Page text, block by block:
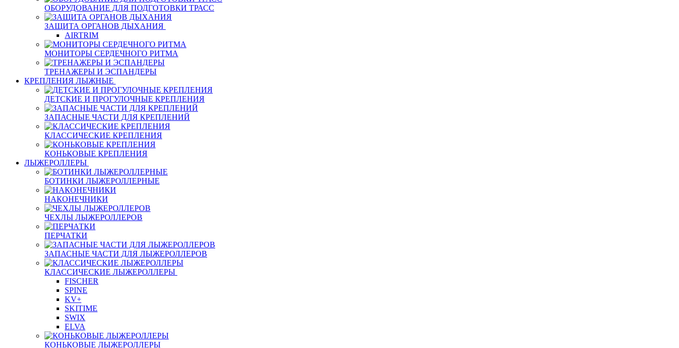
ОБОРУДОВАНИЕ ДЛЯ ПОДГОТОВКИ ТРАСС
ЗАЩИТА ОРГАНОВ ДЫХАНИЯ
AIRTRIM
МОНИТОРЫ СЕРДЕЧНОГО РИТМА
ТРЕНАЖЕРЫ И ЭСПАНДЕРЫ
КРЕПЛЕНИЯ ЛЫЖНЫЕ
ДЕТСКИЕ И ПРОГУЛОЧНЫЕ КРЕПЛЕНИЯ
ЗАПАСНЫЕ ЧАСТИ ДЛЯ КРЕПЛЕНИЙ
КЛАССИЧЕСКИЕ КРЕПЛЕНИЯ
КОНЬКОВЫЕ КРЕПЛЕНИЯ
ЛЫЖЕРОЛЛЕРЫ
БОТИНКИ ЛЫЖЕРОЛЛЕРНЫЕ
НАКОНЕЧНИКИ
ЧЕХЛЫ ЛЫЖЕРОЛЛЕРОВ
ПЕРЧАТКИ
ЗАПАСНЫЕ ЧАСТИ ДЛЯ ЛЫЖЕРОЛЛЕРОВ
КЛАССИЧЕСКИЕ ЛЫЖЕРОЛЛЕРЫ
FISCHER
SPINE
KV+
SKITIME
SWIX
ELVA
КОНЬКОВЫЕ ЛЫЖЕРОЛЛЕРЫ